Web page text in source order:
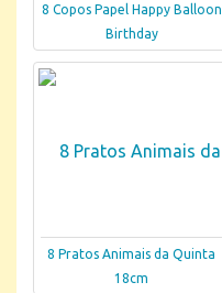
8 Copos Papel Happy Balloon
Birthday
8 Pratos Animais da Quinta
18cm